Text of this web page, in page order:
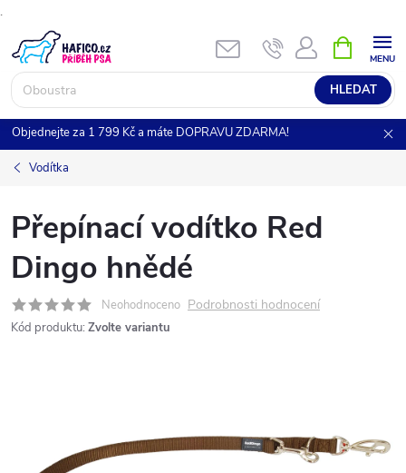
.
na
obsah
HLEDAT
NÁKUPNÍ
KOŠÍK
Objednejte za 1 799 Kč a máte DOPRAVU ZDARMA!
Vodítka
Přepínací vodítko Red
Dingo hnědé
Neohodnoceno Podrobnosti hodnocení
Kód produktu: Zvolte variantu